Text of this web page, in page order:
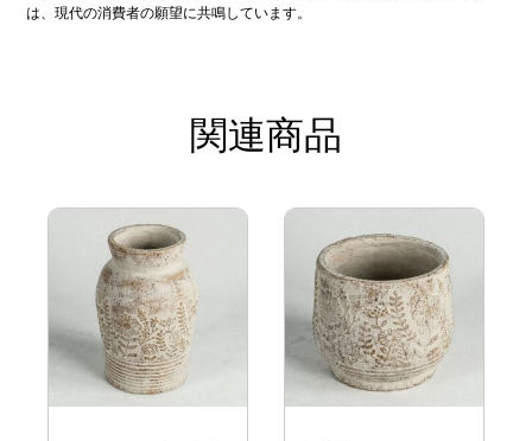
は、現代の消費者の願望に共鳴しています。
関連商品